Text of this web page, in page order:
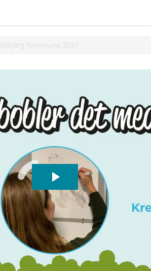
Kommune 2021